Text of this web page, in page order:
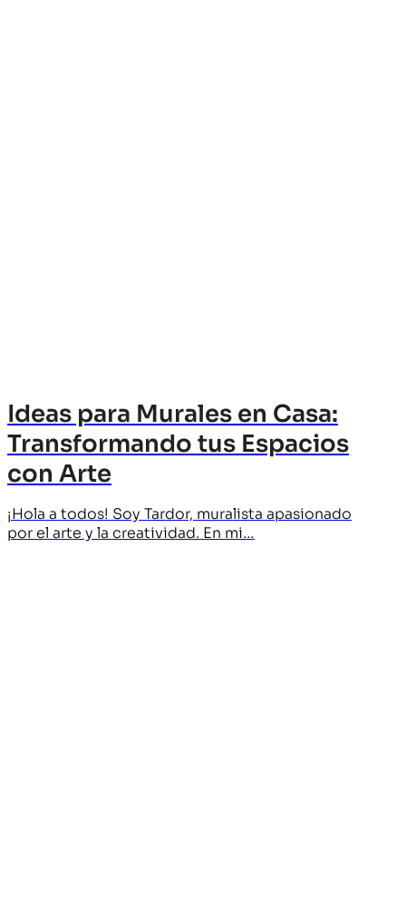
Ideas para Murales en Casa:
Transformando tus Espacios
con Arte
¡Hola a todos! Soy Tardor, muralista apasionado
por el arte y la creatividad. En mi…